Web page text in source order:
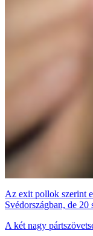
Az exit pollok szerint
Svédországban, de 20
A két nagy